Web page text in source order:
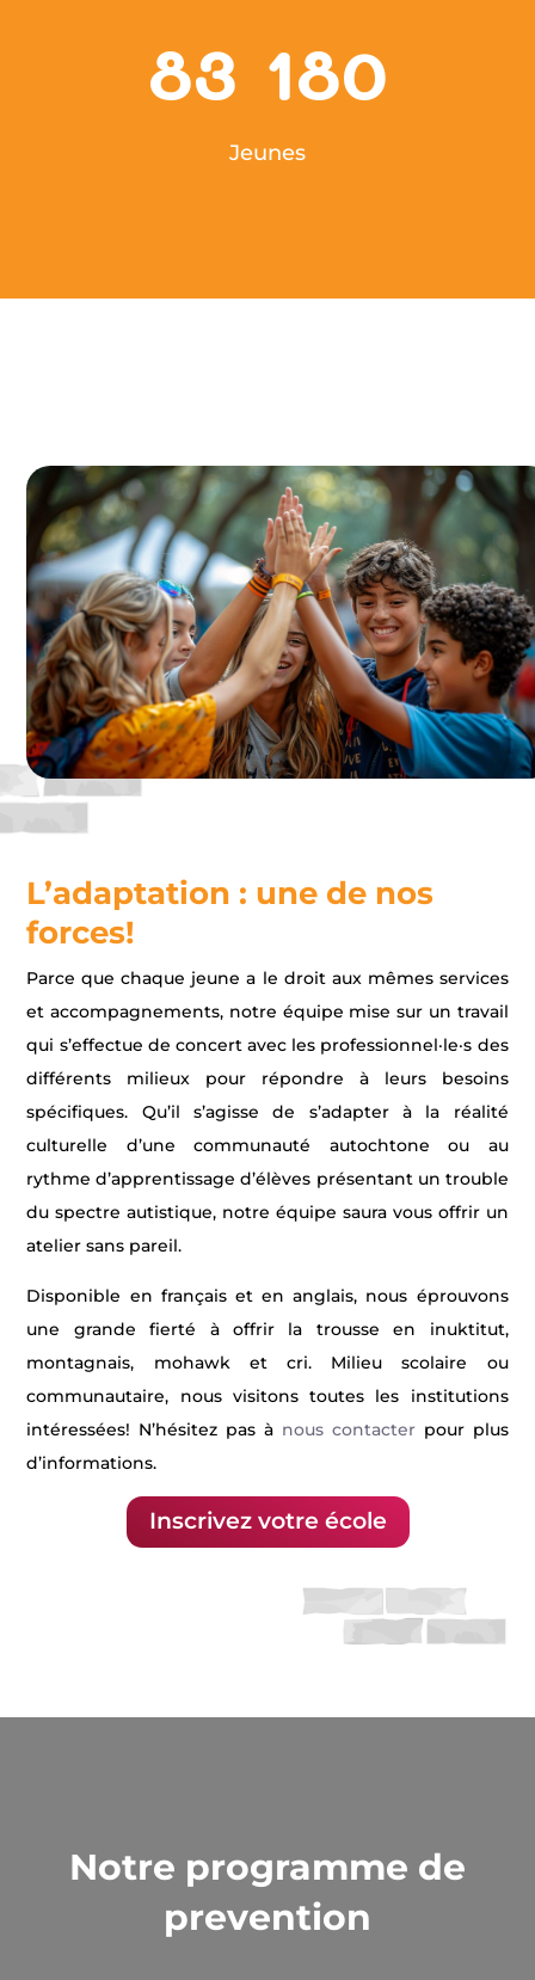
83 180
Jeunes
L’adaptation : une de nos
forces!
Parce que chaque jeune a le droit aux mêmes services
et accompagnements, notre équipe mise sur un travail
qui s’effectue de concert avec les professionnel·le·s des
différents milieux pour répondre à leurs besoins
spécifiques. Qu’il s’agisse de s’adapter à la réalité
culturelle d’une communauté autochtone ou au
rythme d’apprentissage d’élèves présentant un trouble
du spectre autistique, notre équipe saura vous offrir un
atelier sans pareil.
Disponible en français et en anglais, nous éprouvons
une grande fierté à offrir la trousse en inuktitut,
montagnais, mohawk et cri. Milieu scolaire ou
communautaire, nous visitons toutes les institutions
intéressées! N’hésitez pas à nous contacterpour plus
d’informations.
Inscrivez votre école
Notre programme de
prevention